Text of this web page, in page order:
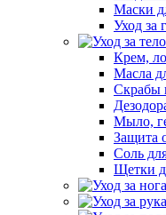
Маски
Уход за
Крем,
Масла
Скрабы
Мыло,
Защита
Соль
Щетки